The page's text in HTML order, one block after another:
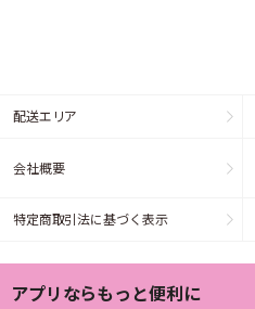
配送エリア
会社概要
特定商取引法に基づく表示
アプリならもっと便利に